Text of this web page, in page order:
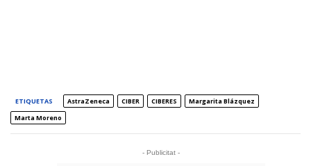
ETIQUETAS AstraZeneca CIBER CIBERES
Margarita Blázquez
Marta Moreno
- Publicitat -